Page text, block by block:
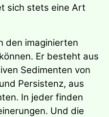
sich stets eine Art
den imaginierten
Er besteht aus
Sedimenten von
Persistenz, aus
In jeder finden
Und die